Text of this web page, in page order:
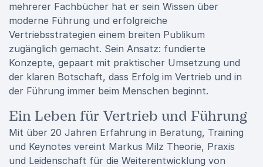
mehrerer Fachbücher hat er sein Wissen über
moderne Führung und erfolgreiche
Vertriebsstrategien einem breiten Publikum
zugänglich gemacht. Sein Ansatz: fundierte
Konzepte, gepaart mit praktischer Umsetzung und
der klaren Botschaft, dass Erfolg im Vertrieb und in
der Führung immer beim Menschen beginnt.
Ein Leben für Vertrieb und Führung
Mit über 20 Jahren Erfahrung in Beratung, Training
und Keynotes vereint Markus Milz Theorie, Praxis
und Leidenschaft für die Weiterentwicklung von